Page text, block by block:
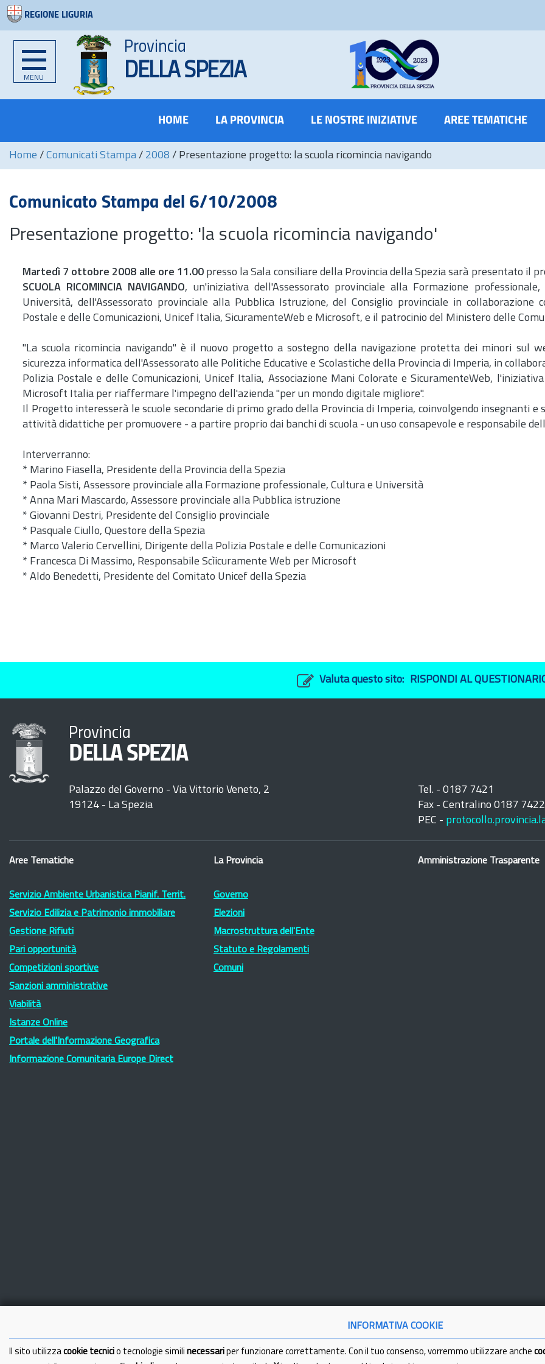
REGIONE LIGURIA
MENU
Provincia
DELLA SPEZIA
HOME LA PROVINCIA LE NOSTRE INIZIATIVE AREE TEMATICHE
Home / Comunicati Stampa / 2008 / Presentazione progetto: la scuola ricomincia navigando
Comunicato Stampa del 6/10/2008
Presentazione progetto: 'la scuola ricomincia navigando'
Martedì 7 ottobre 2008 alle ore 11.00presso la Sala consiliare della Provincia della Spezia sarà presentato il
SCUOLA RICOMINCIA NAVIGANDO, un'iniziativa dell'Assessorato provinciale alla Formazione professionale,
Università, dell'Assessorato provinciale alla Pubblica Istruzione, del Consiglio provinciale in collaborazione
Postale e delle Comunicazioni, Unicef Italia, SicuramenteWeb e Microsoft, e il patrocinio del Ministero delle
"La scuola ricomincia navigando" è il nuovo progetto a sostegno della navigazione protetta dei minori sul
sicurezza informatica dell'Assessorato alle Politiche Educative e Scolastiche della Provincia di Imperia, in
Polizia Postale e delle Comunicazioni, Unicef Italia, Associazione Mani Colorate e SicuramenteWeb,
Microsoft Italia per riaffermare l'impegno dell'azienda "per un mondo digitale migliore".
Il Progetto interesserà le scuole secondarie di primo grado della Provincia di Imperia, coinvolgendo insegnanti e
attività didattiche per promuovere - a partire proprio dai banchi di scuola - un uso consapevole e responsabile
Interverranno:
* Marino Fiasella, Presidente della Provincia della Spezia
* Paola Sisti, Assessore provinciale alla Formazione professionale, Cultura e Università
* Anna Mari Mascardo, Assessore provinciale alla Pubblica istruzione
* Giovanni Destri, Presidente del Consiglio provinciale
* Pasquale Ciullo, Questore della Spezia
* Marco Valerio Cervellini, Dirigente della Polizia Postale e delle Comunicazioni
* Francesca Di Massimo, Responsabile Scìicuramente Web per Microsoft
* Aldo Benedetti, Presidente del Comitato Unicef della Spezia
Valuta questo sito: RISPONDI AL
Provincia
DELLA SPEZIA
Palazzo del Governo - Via Vittorio Veneto, 2
19124 - La Spezia
Tel. - 0187 7421
Fax - Centralino 0187
PEC -
Aree Tematiche
Servizio Ambiente Urbanistica Pianif. Territ.
Servizio Edilizia e Patrimonio immobiliare
Gestione Rifiuti
Pari opportunità
Competizioni sportive
Sanzioni amministrative
Viabilità
Istanze Online
Portale dell'Informazione Geografica
Informazione Comunitaria Europe Direct
La Provincia
Governo
Elezioni
Macrostruttura dell'Ente
Statuto e Regolamenti
Comuni
Amministrazione Trasparente
INFORMATIVA COOKIE
Il sito utilizza cookie tecnici o tecnologie simili necessari per funzionare correttamente. Con il tuo consenso, vorremmo utilizzare anche